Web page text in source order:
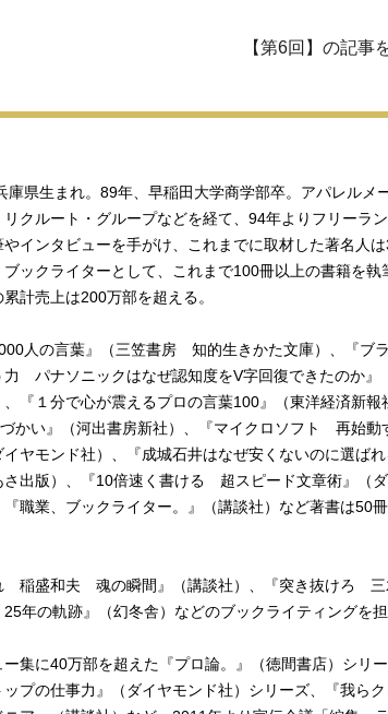
【第6回】の記事
庫県生まれ。89年、早稲田大学商学部卒。アパレルメ
クルート・グループなどを経て、94年よりフリーラン
インタビューを手がけ、これまでに取材した著名人は
ブックライターとして、これまで100冊以上の書籍を執
計売上は200万部を超える。
人の言葉』（三笠書房 知的生きかた文庫）、『ブ
力 パナソニックはなぜ認知度をV字回復できたのか』
『１分で心が震えるプロの言葉100』（東洋経済新報
づかい』（河出書房新社）、『マイクロソフト 再始動
イヤモンド社）、『成城石井はなぜ安くないのに選ば
さ出版）、『10倍速く書ける 超スピード文章術』（
『職業、ブックライター。』（講談社）など著書は50冊
稲盛和夫 魂の瞬間』（講談社）、『突き抜けろ 三
25年の軌跡』（幻冬舎）などのブックライティングを担
集に40万部を超えた『プロ論。』（徳間書店）シリー
ップの仕事力』（ダイヤモンド社）シリーズ、『我ら